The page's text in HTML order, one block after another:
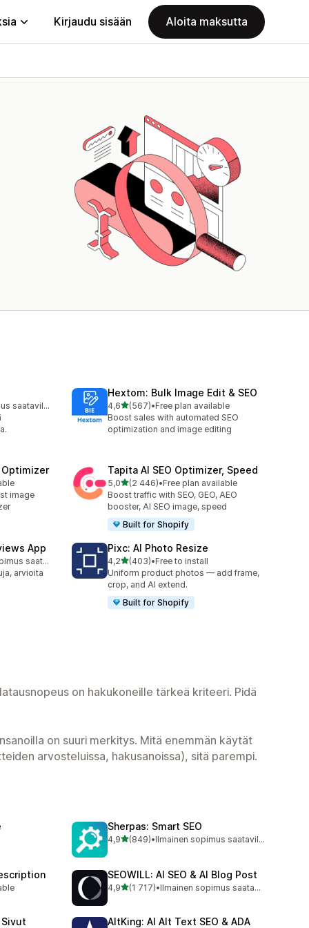
Kirjaudu sisään Aloita maksutta
Ilmainen sopimus saatavilla
Hextom: Bulk Image Edit & SEO
4,6/ 5 tähteä
(567)
567 arvostelua yhteensä
•Free plan available
Boost sales with automated SEO
optimization and image editing
Optimizer
image
Tapita AI SEO Optimizer, Speed
5,0/ 5 tähteä
(2 446)
2446 arvostelua yhteensä
•Free plan available
Boost traffic with SEO, GEO, AEO
booster, AI SEO image, speed
Built for Shopify
App
Ilmainen sopimus saatavilla
arvioita
Pixc: AI Photo Resize
4,2/ 5 tähteä
(403)
403 arvostelua yhteensä
•Free to install
Uniform product photos — add frame,
crop, and AI extend.
Built for Shopify
on hakukoneille tärkeä kriteeri. Pidä
on suuri merkitys. Mitä enemmän käytät
arvosteluissa, hakusanoissa), sitä parempi.
Sherpas: Smart SEO
4,9/ 5 tähteä
(849)
849 arvostelua yhteensä
• Ilmainen sopimus saatavilla
SEOWILL: AI SEO & AI Blog Post
4,9/ 5 tähteä
(1 717)
1717 arvostelua yhteensä
• Ilmainen sopimus saatavilla
AltKing: AI Alt Text SEO & ADA